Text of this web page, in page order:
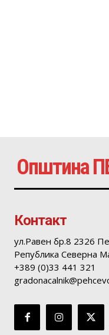
Општина
Контакт
ул.Равен бр.8 2326
Република Северна
+389 (0)33 441 321